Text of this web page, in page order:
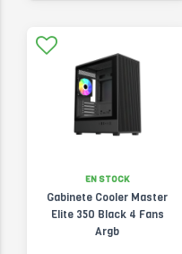
EN STOCK
Gabinete Cooler Master
Elite 350 Black 4 Fans
Argb